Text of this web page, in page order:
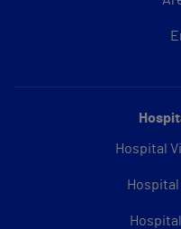
Hospital